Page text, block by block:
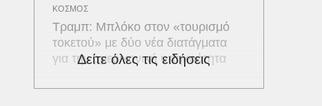
ΚΟΣΜΟΣ
Τραμπ: Μπλόκο στον «τουρισμό
τοκετού» με δύο νέα διατάγματα
για την αμερικανική υπηκοότητα
Δείτε όλες τις ειδήσεις